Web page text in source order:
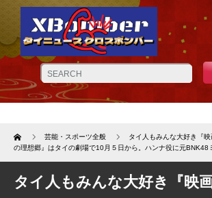
Home 芸能・スポーツ全般
タイ人もみんな大好き『
の理想郷』はタイの劇場で10月５日から。ハンナ役に元BNK48
タイ人もみんな大好き『映